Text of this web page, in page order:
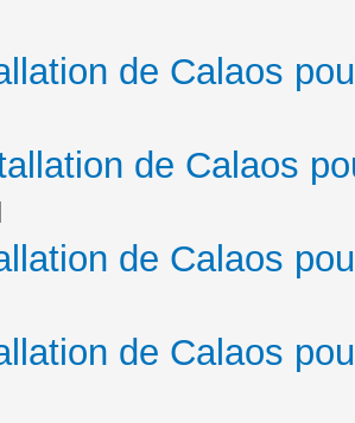
de Calaos
de Calaos
de Calaos
de Calaos